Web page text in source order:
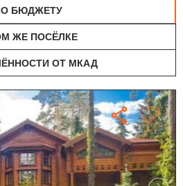
БЮДЖЕТУ
ЖЕ ПОСЁЛКЕ
ОТ МКАД